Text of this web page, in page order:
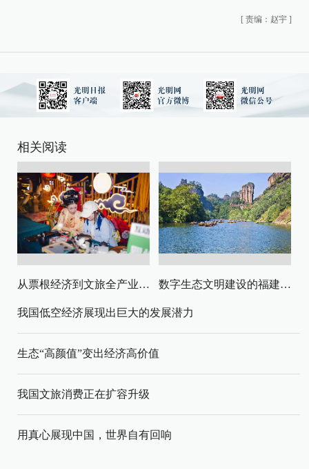
[ 责编：赵宇 ]
相关阅读
从票根经济到文旅全产业链升级 数字生态文明建设的福建路径与启示
我国低空经济展现出巨大的发展潜力
生态“高颜值”变出经济高价值
我国文旅消费正在扩容升级
用真心展现中国，世界自有回响